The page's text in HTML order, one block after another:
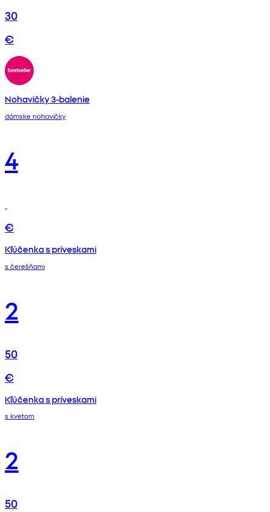
30
€
Nohavičky 3-balenie
dámske nohavičky
4
€
Kľúčenka s príveskami
s čerešňami
2
50
€
Kľúčenka s príveskami
s kvetom
2
50